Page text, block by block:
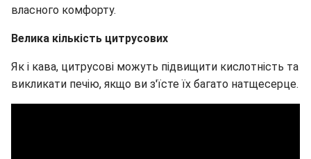
власного комфорту.
Велика кількість цитрусових
Як і кава, цитрусові можуть підвищити кислотність та
викликати печію, якщо ви з'їсте їх багато натщесерце.